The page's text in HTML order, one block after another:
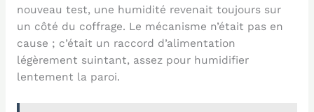
nouveau test, une humidité revenait toujours sur
un côté du coffrage. Le mécanisme n’était pas en
cause ; c’était un raccord d’alimentation
légèrement suintant, assez pour humidifier
lentement la paroi.